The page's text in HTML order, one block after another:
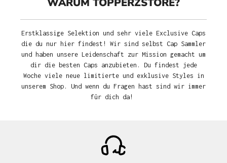
Erstklassige Selektion und sehr viele Exclusive Caps
die du nur hier findest! Wir sind selbst Cap Sammler
und haben unsere Leidenschaft zur Mission gemacht um
dir die besten Caps anzubieten. Du findest jede
Woche viele neue limitierte und exklusive Styles in
unserem Shop. Und wenn du Fragen hast sind wir immer
für dich da!